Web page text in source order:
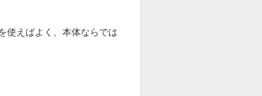
使えばよく、本体ならでは